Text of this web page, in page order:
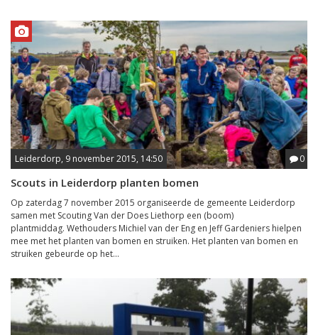
Leiderdorp, 9 november 2015, 14:50 0
Scouts in Leiderdorp planten bomen
Op zaterdag 7 november 2015 organiseerde de gemeente Leiderdorp
samen met Scouting Van der Does Liethorp een (boom)
plantmiddag. Wethouders Michiel van der Eng en Jeff Gardeniers hielpen
mee met het planten van bomen en struiken. Het planten van bomen en
struiken gebeurde op het...